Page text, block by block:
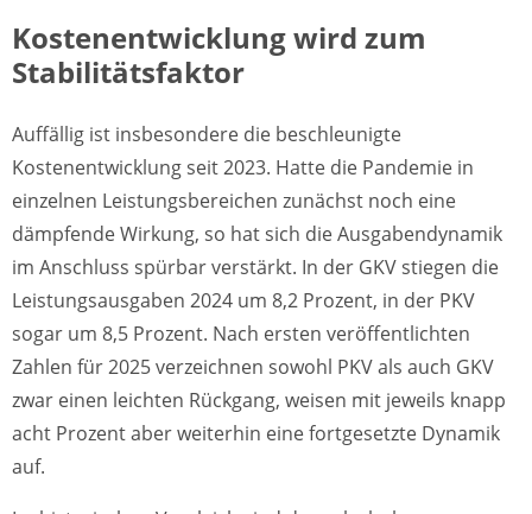
Kostenentwicklung wird zum
Stabilitätsfaktor
Auffällig ist insbesondere die beschleunigte
Kostenentwicklung seit 2023. Hatte die Pandemie in
einzelnen Leistungsbereichen zunächst noch eine
dämpfende Wirkung, so hat sich die Ausgabendynamik
im Anschluss spürbar verstärkt. In der GKV stiegen die
Leistungsausgaben 2024 um 8,2 Prozent, in der PKV
sogar um 8,5 Prozent. Nach ersten veröffentlichten
Zahlen für 2025 verzeichnen sowohl PKV als auch GKV
zwar einen leichten Rückgang, weisen mit jeweils knapp
acht Prozent aber weiterhin eine fortgesetzte Dynamik
auf.